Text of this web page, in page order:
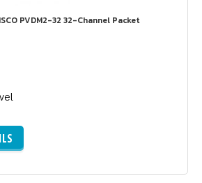
PVDM2-32 32-Channel Packet